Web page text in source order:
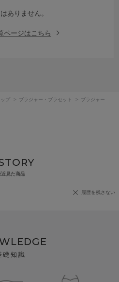
ありません。
ページはこちら
プ > ブラジャー・ブラセット >
ブラジャー
近見た商品
履歴を残さない
礎知識